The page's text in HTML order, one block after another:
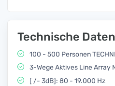
Technische Daten
100 - 500 Personen
3-Wege Aktives Line Array
[ /- 3dB]: 80 - 19.000 Hz